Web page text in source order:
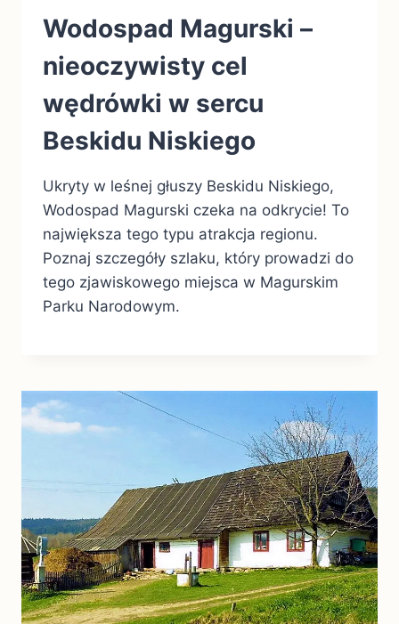
Wodospad Magurski –
nieoczywisty cel
wędrówki w sercu
Beskidu Niskiego
Ukryty w leśnej głuszy Beskidu Niskiego,
Wodospad Magurski czeka na odkrycie! To
największa tego typu atrakcja regionu.
Poznaj szczegóły szlaku, który prowadzi do
tego zjawiskowego miejsca w Magurskim
Parku Narodowym.